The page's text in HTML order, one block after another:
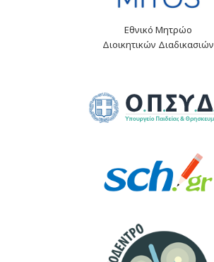
Εθνικό Μητρώο
Διοικητικών Διαδικασιών